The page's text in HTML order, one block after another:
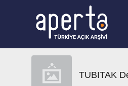
TUBITAK